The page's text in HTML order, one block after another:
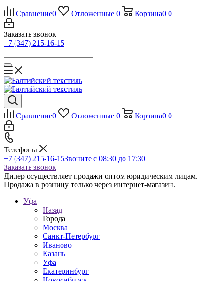
Сравнение0 Отложенные 0 Корзина0 0
Заказать звонок
+7 (347) 215-16-15
Сравнение0 Отложенные 0 Корзина0 0
Телефоны
+7 (347) 215-16-15Звоните с 08:30 до 17:30
Заказать звонок
Дилер осуществляет продажи оптом юридическим лицам.
Продажа в розницу только через интернет-магазин.
Уфа
Назад
Города
Москва
Санкт-Петербург
Иваново
Казань
Уфа
Екатеринбург